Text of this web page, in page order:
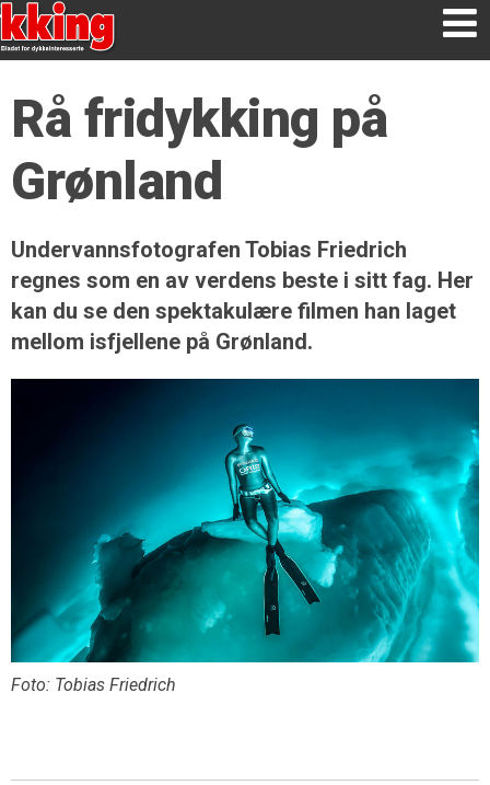
Rå fridykking på
Grønland
Undervannsfotografen Tobias Friedrich
regnes som en av verdens beste i sitt fag. Her
kan du se den spektakulære filmen han laget
mellom isfjellene på Grønland.
Foto: Tobias Friedrich